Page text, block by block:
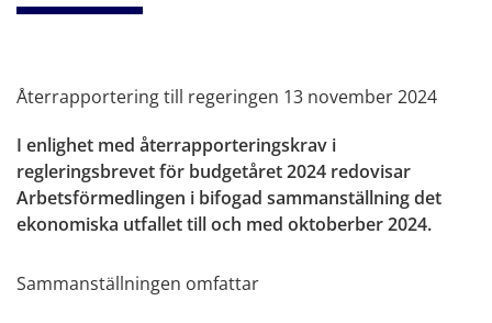
Återrapportering till regeringen 13 november 2024
I enlighet med återrapporteringskrav i
regleringsbrevet för budgetåret 2024 redovisar
Arbetsförmedlingen i bifogad sammanställning det
ekonomiska utfallet till och med oktoberber 2024.
Sammanställningen omfattar